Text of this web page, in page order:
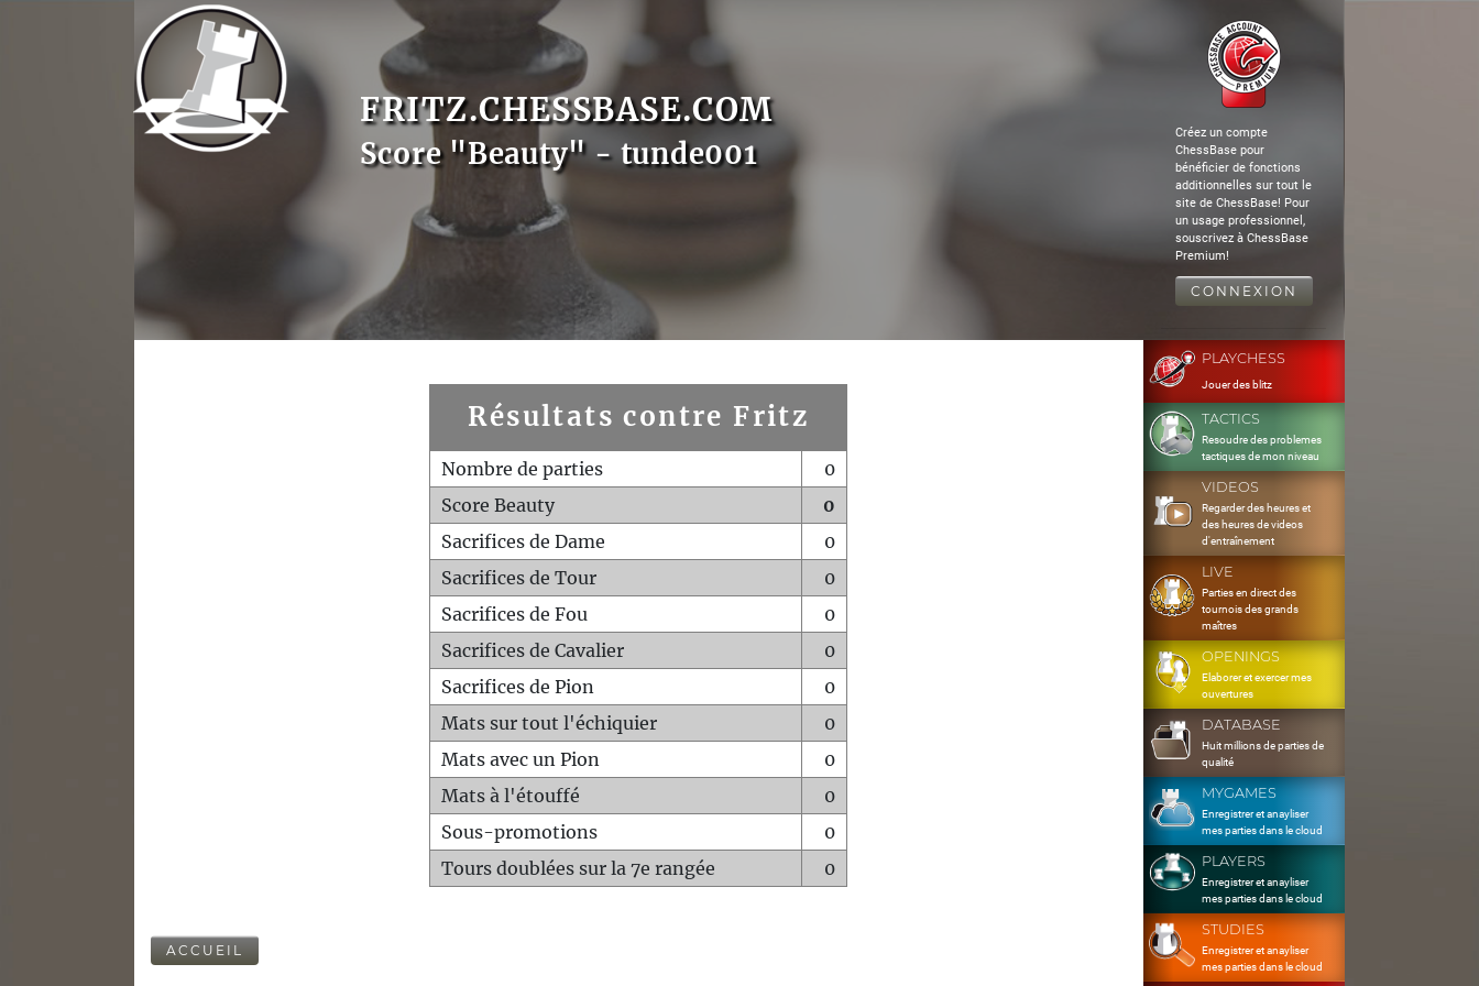
FRITZ.CHESSBASE.COM
Score "Beauty" - tunde001
Créez un compte
ChessBase pour
bénéficier de fonctions
additionnelles sur tout le
site de ChessBase! Pour
un usage professionnel,
souscrivez à ChessBase
Premium!
CONNEXION
Résultats contre Fritz
Nombre de parties
0
Score Beauty
0
Sacrifices de Dame
0
Sacrifices de Tour
0
Sacrifices de Fou
0
Sacrifices de Cavalier
0
Sacrifices de Pion
0
Mats sur tout l'échiquier
0
Mats avec un Pion
0
Mats à l'étouffé
0
Sous-promotions
0
Tours doublées sur la 7e rangée
0
ACCUEIL
PLAYCHESS
Jouer des blitz
TACTICS
Resoudre des problemes
tactiques de mon niveau
VIDEOS
Regarder des heures et
des heures de videos
d'entraînement
LIVE
Parties en direct des
tournois des grands
maîtres
OPENINGS
Elaborer et exercer mes
ouvertures
DATABASE
Huit millions de parties de
qualité
MYGAMES
Enregistrer et anayliser
mes parties dans le cloud
PLAYERS
Enregistrer et anayliser
mes parties dans le cloud
STUDIES
Enregistrer et anayliser
mes parties dans le cloud